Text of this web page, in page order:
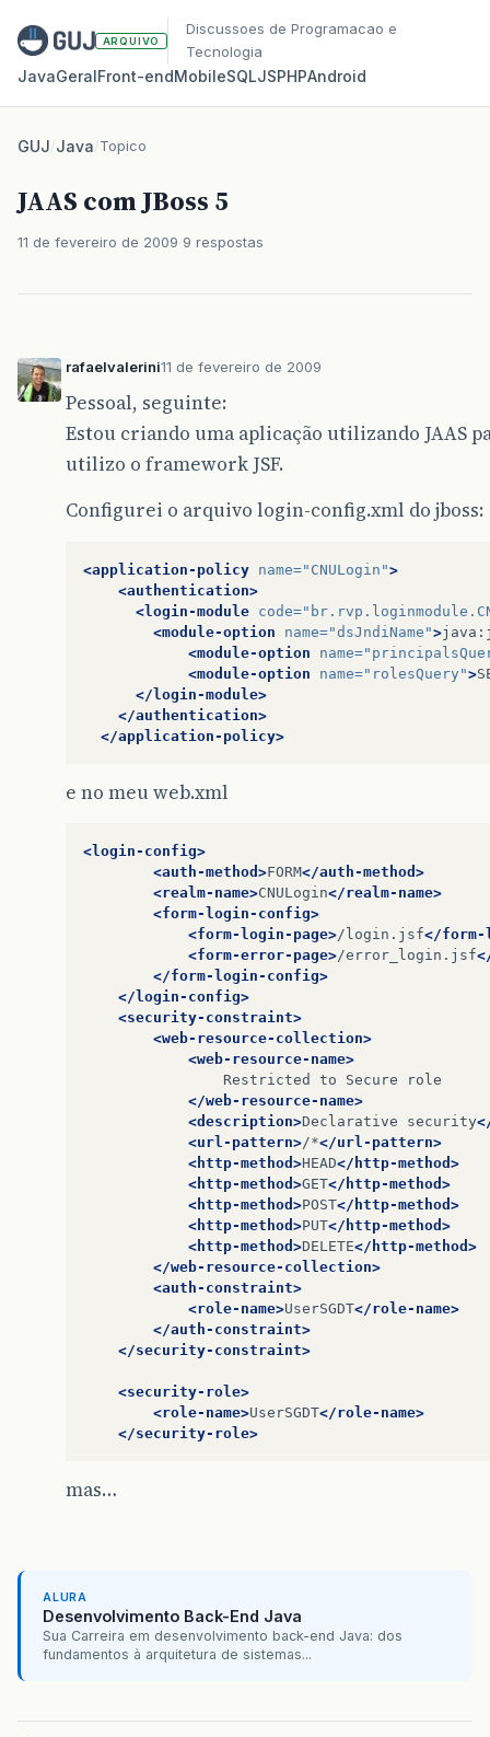
ARQUIVO
Discussoes de Programacao e
Tecnologia
JavaGeralFront‑endMobileSQLJSPHPAndroid
GUJ/Java/Topico
JAAS com JBoss 5
11 de fevereiro de 2009 9 respostas
rafaelvalerini11 de fevereiro de 2009
Pessoal, seguinte:
Estou criando uma aplicação utilizando JAAS
utilizo o framework JSF.
Configurei o arquivo login-config.xml do jboss:
<application-policy name="CNULogin">
<authentication>
<login-module code=
<module-option
name="dsJndiName">
<module-option
name=
<module-option
name="rolesQuery">
</login-module>
</authentication>
</application-policy>
e no meu web.xml
<login-config>
<auth-method>FORM</auth-method>
<realm-name>CNULogin</realm-name>
<form-login-config>
<form-login-page>/login.jsf</form-
<form-error-page>/error_login.jsf
</form-login-config>
</login-config>
<security-constraint>
<web-resource-collection>
<web-resource-name>
Restricted
to Secure
</web-resource-name>
<description>Declarative security
<url-pattern>/*</url-pattern>
<http-method>HEAD</http-method>
<http-method>GET</http-method>
<http-method>POST</http-method>
<http-method>PUT</http-method>
<http-method>DELETE</http-method>
</web-resource-collection>
<auth-constraint>
<role-name>UserSGDT</role-name>
</auth-constraint>
</security-constraint>
<security-role>
<role-name>UserSGDT</role-name>
</security-role>
mas…
ALURA
Desenvolvimento Back-End Java
Sua Carreira em desenvolvimento back-end Java: dos
fundamentos à arquitetura de sistemas...